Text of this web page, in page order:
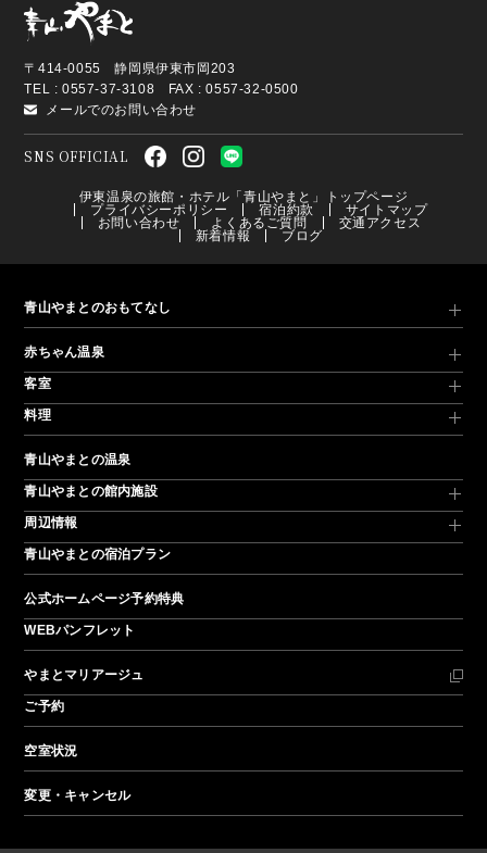
〒414-0055 静岡県伊東市岡203
TEL : 0557-37-3108 FAX : 0557-32-0500
メールでのお問い合わせ
SNS OFFICIAL
伊東温泉の旅館・ホテル「青山やまと」トップページ
プライバシーポリシー
宿泊約款
サイトマップ
お問い合わせ
よくあるご質問
交通アクセス
新着情報
ブログ
青山やまとのおもてなし
赤ちゃん温泉
客室
料理
青山やまとの温泉
青山やまとの館内施設
周辺情報
青山やまとの宿泊プラン
公式ホームページ予約特典
WEBパンフレット
やまとマリアージュ
ご予約
空室状況
変更・キャンセル